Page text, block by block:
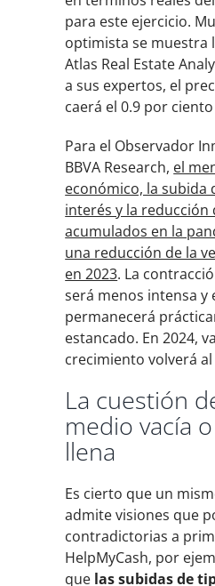
para este ejercicio.
optimista se muestra
Atlas Real Estate
a sus expertos, el
caerá el 0.9 por
Para el Observador
BBVA Research, el
económico, la subida
interés y la reducción
acumulados en la
una reducción de la
en 2023. La
será menos intensa y
permanecerá
estancado. En 2024,
crecimiento volverá
La cuestión
medio vacía
llena
Es cierto que un
admite visiones que
contradictorias a
HelpMyCash, por
que las subidas de